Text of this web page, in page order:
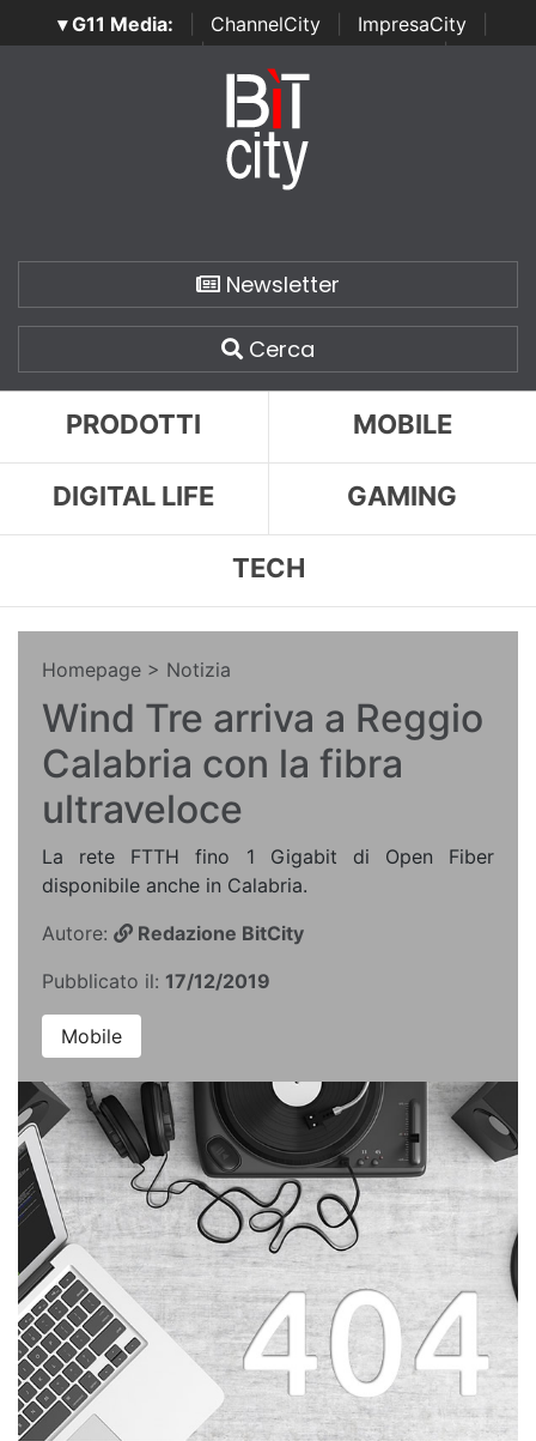
▾ G11 Media: ChannelCity ImpresaCity
SecurityOpenLab | Italian Channel Awards | Italian
Italian Security Awards
Newsletter
Cerca
PRODOTTI MOBILE
DIGITAL LIFE GAMING
TECH
Homepage > Notizia
Wind Tre arriva a Reggio
Calabria con la fibra
ultraveloce
La rete FTTH fino 1 Gigabit di Open Fiber
disponibile anche in Calabria.
Autore:
Redazione BitCity
Pubblicato il: 17/12/2019
Mobile